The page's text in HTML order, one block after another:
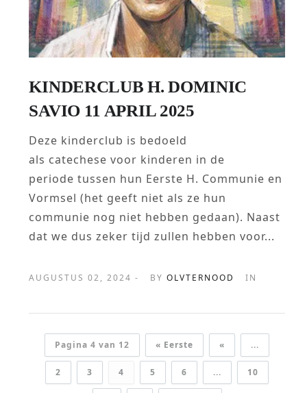
KINDERCLUB H. DOMINIC
SAVIO 11 APRIL 2025
Deze kinderclub is bedoeld
als catechese voor kinderen in de
periode tussen hun Eerste H. Communie en
Vormsel (het geeft niet als ze hun
communie nog niet hebben gedaan). Naast
dat we dus zeker tijd zullen hebben voor...
AUGUSTUS 02, 2024 - BYOLVTERNOOD IN
Pagina 4 van 12 « Eerste « ...
2 3 4 5 6 ... 10